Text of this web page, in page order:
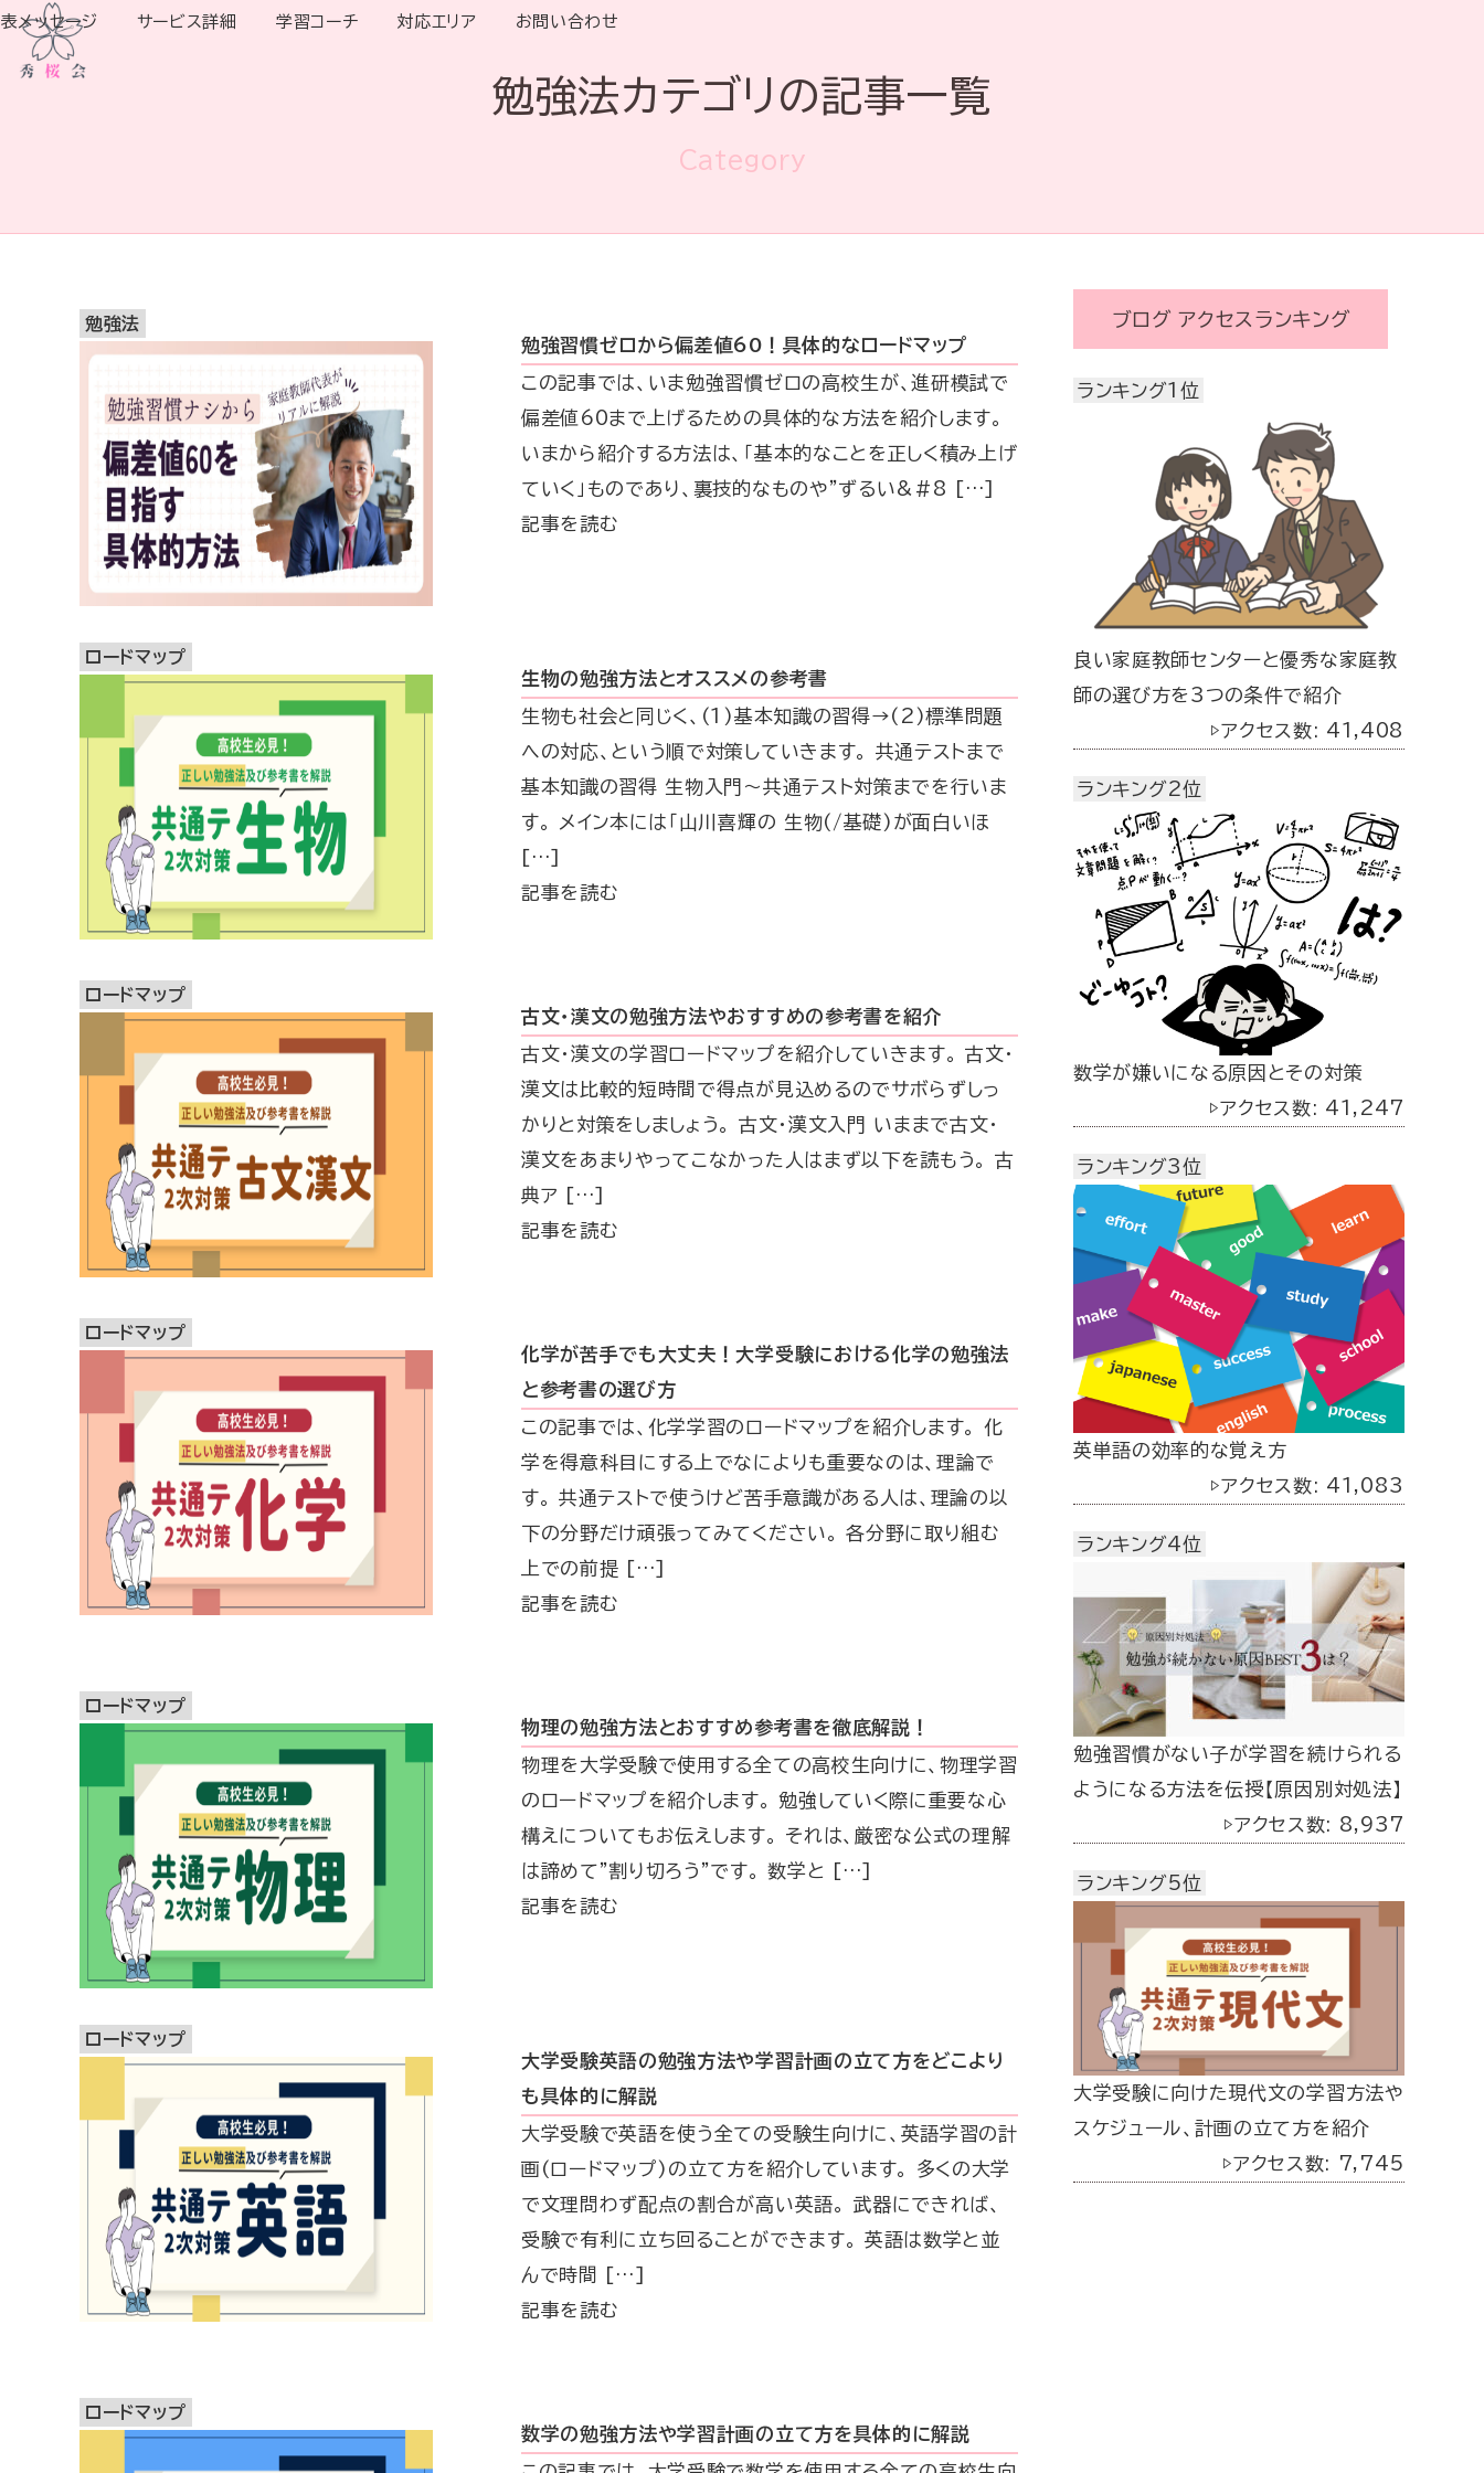
メッセージ サービス詳細 学習コーチ 対応エリア お問い合わせ
勉強法カテゴリの記事一覧
Category
勉強法
勉強習慣ゼロから偏差値60！具体的なロードマップ
この記事では、いま勉強習慣ゼロの高校生が、進研模試で
偏差値60まで上げるための具体的な方法を紹介します。
いまから紹介する方法は、「基本的なことを正しく積み上げ
ていく」ものであり、裏技的なものや”ずるい&#8 […]
記事を読む
ロードマップ
生物の勉強方法とオススメの参考書
生物も社会と同じく、(1)基本知識の習得→(2)標準問題
への対応、という順で対策していきます。 共通テストまで
基本知識の習得 生物入門〜共通テスト対策までを行いま
す。 メイン本には「山川喜輝の 生物(/基礎)が面白いほ
[…]
記事を読む
ロードマップ
古文・漢文の勉強方法やおすすめの参考書を紹介
古文・漢文の学習ロードマップを紹介していきます。 古文・
漢文は比較的短時間で得点が見込めるのでサボらずしっ
かりと対策をしましょう。 古文・漢文入門 いままで古文・
漢文をあまりやってこなかった人はまず以下を読もう。 古
典ア […]
記事を読む
ロードマップ
化学が苦手でも大丈夫！大学受験における化学の勉強法
と参考書の選び方
この記事では、化学学習のロードマップを紹介します。 化
学を得意科目にする上でなによりも重要なのは、理論で
す。 共通テストで使うけど苦手意識がある人は、理論の以
下の分野だけ頑張ってみてください。 各分野に取り組む
上での前提 […]
記事を読む
ロードマップ
物理の勉強方法とおすすめ参考書を徹底解説！
物理を大学受験で使用する全ての高校生向けに、物理学習
のロードマップを紹介します。 勉強していく際に重要な心
構えについてもお伝えします。 それは、厳密な公式の理解
は諦めて”割り切ろう”です。 数学と […]
記事を読む
ロードマップ
大学受験英語の勉強方法や学習計画の立て方をどこより
も具体的に解説
大学受験で英語を使う全ての受験生向けに、英語学習の計
画(ロードマップ)の立て方を紹介しています。 多くの大学
で文理問わず配点の割合が高い英語。 武器にできれば、
受験で有利に立ち回ることができます。 英語は数学と並
んで時間 […]
記事を読む
ロードマップ
数学の勉強方法や学習計画の立て方を具体的に解説
ブログ アクセスランキング
ランキング1位
良い家庭教師センターと優秀な家庭教
師の選び方を3つの条件で紹介
▷アクセス数: 41,408
ランキング2位
数学が嫌いになる原因とその対策
▷アクセス数: 41,247
ランキング3位
英単語の効率的な覚え方
▷アクセス数: 41,083
ランキング4位
勉強習慣がない子が学習を続けられる
ようになる方法を伝授【原因別対処法】
▷アクセス数: 8,937
ランキング5位
大学受験に向けた現代文の学習方法や
スケジュール、計画の立て方を紹介
▷アクセス数: 7,745